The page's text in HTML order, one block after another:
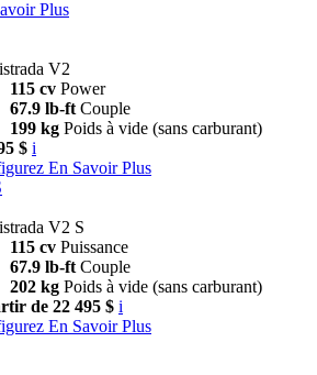
Plus
V2
115 cv Power
67.9 lb-ft Couple
199 kg Poids à vide (sans carburant)
$ i
En Savoir Plus
V2 S
115 cv Puissance
67.9 lb-ft Couple
202 kg Poids à vide (sans carburant)
de 22 495 $ i
En Savoir Plus